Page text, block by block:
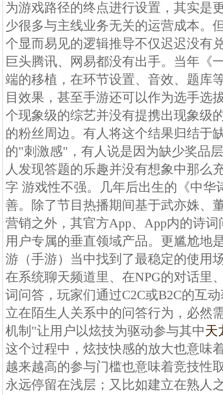
为游戏路径的终点进行设置，其实是
少很多与主线业务无关的运营成本。
个显而易见的逻辑推导不仅迟迟没有
巨头腾讯、网易都没有出手。当年《
端的移植，在环节设置、音效、题库
目效果，甚至手游还可以作为选手选
个现象级的综艺并没有提携出现象级
的粉丝周边。有人将这个结果归结于
的"刺激感"，有人说是因为缺少奖品
人发现答题的乐趣并没有想象中那么
字 游戏性不强。几年后出生的《中华
善。除了节目热播期间基于武亦姝、
营销之外，其官方App、App内的诗
用户专属的垂直领域产品。更尴尬地
游（手游）当中找到了最稳定的使用
在系统聊天频道里、在NPG的对话里
词问答，玩家们通过C2C或B2C的互
立在陌生人关系中的问答行为，必然
机制"让用户以炫技为驱动参与其中天
这个过程中，炫技快感的放大也意味
越来越高的参与门槛也意味着竞技性
永远停留在浅层；又比如建立在熟人